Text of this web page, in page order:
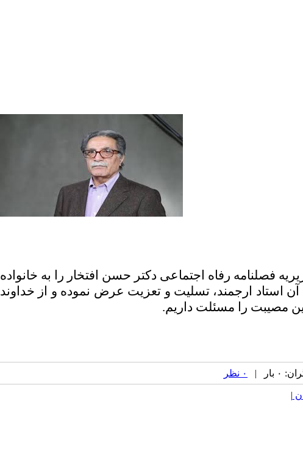
رفاه اجتماعی دکتر حسن افتخار را به خانواده
استاد ارجمند، تسلیت و تعزیت عرض نموده و از خداوند
مصیبت را مسئلت داریم.
| ۰ نظر
|